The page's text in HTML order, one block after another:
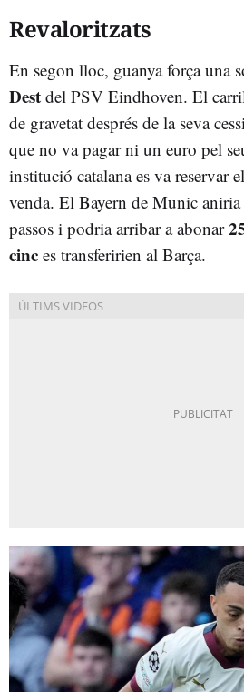
Revaloritzats
En segon lloc, guanya força una
Dest del PSV Eindhoven. El
de gravetat després de la seva
que no va pagar ni un euro pel
institució catalana es va reservar
venda. El Bayern de Munic aniria
passos i podria arribar a abonar
cinc es transferirien al Barça.